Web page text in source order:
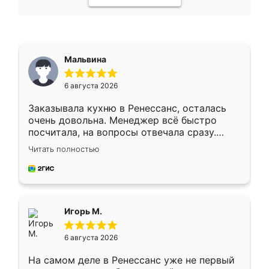
Мальвина
6 августа 2026
Заказывала кухню в Ренессанс, осталась
очень довольна. Менеджер всё быстро
посчитала, на вопросы отвечала сразу.
Замерщик приехал в субботу, подошёл к
делу со всей ответственностью. Собрали
за день, ребята работали аккуратно, даже
Читать полностью
Игорь М.
6 августа 2026
На самом деле в Ренессанс уже не первый